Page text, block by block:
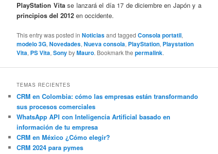
PlayStation Vitase lanzará el día 17 de diciembre en Japón y a
principios del 2012 en occidente.
This entry was posted inNoticiasand taggedConsola portatil,
modelo 3G,Novedades,Nueva consola, PlayStation, Playstation
Vita, PS Vita,SonybyMauro. Bookmark thepermalink.
TEMAS RECIENTES
CRM en Colombia: cómo las empresas están transformando
sus procesos comerciales
WhatsApp API con Inteligencia Artificial basado en
información de tu empresa
CRM en México ¿Cómo elegir?
CRM 2024 para pymes